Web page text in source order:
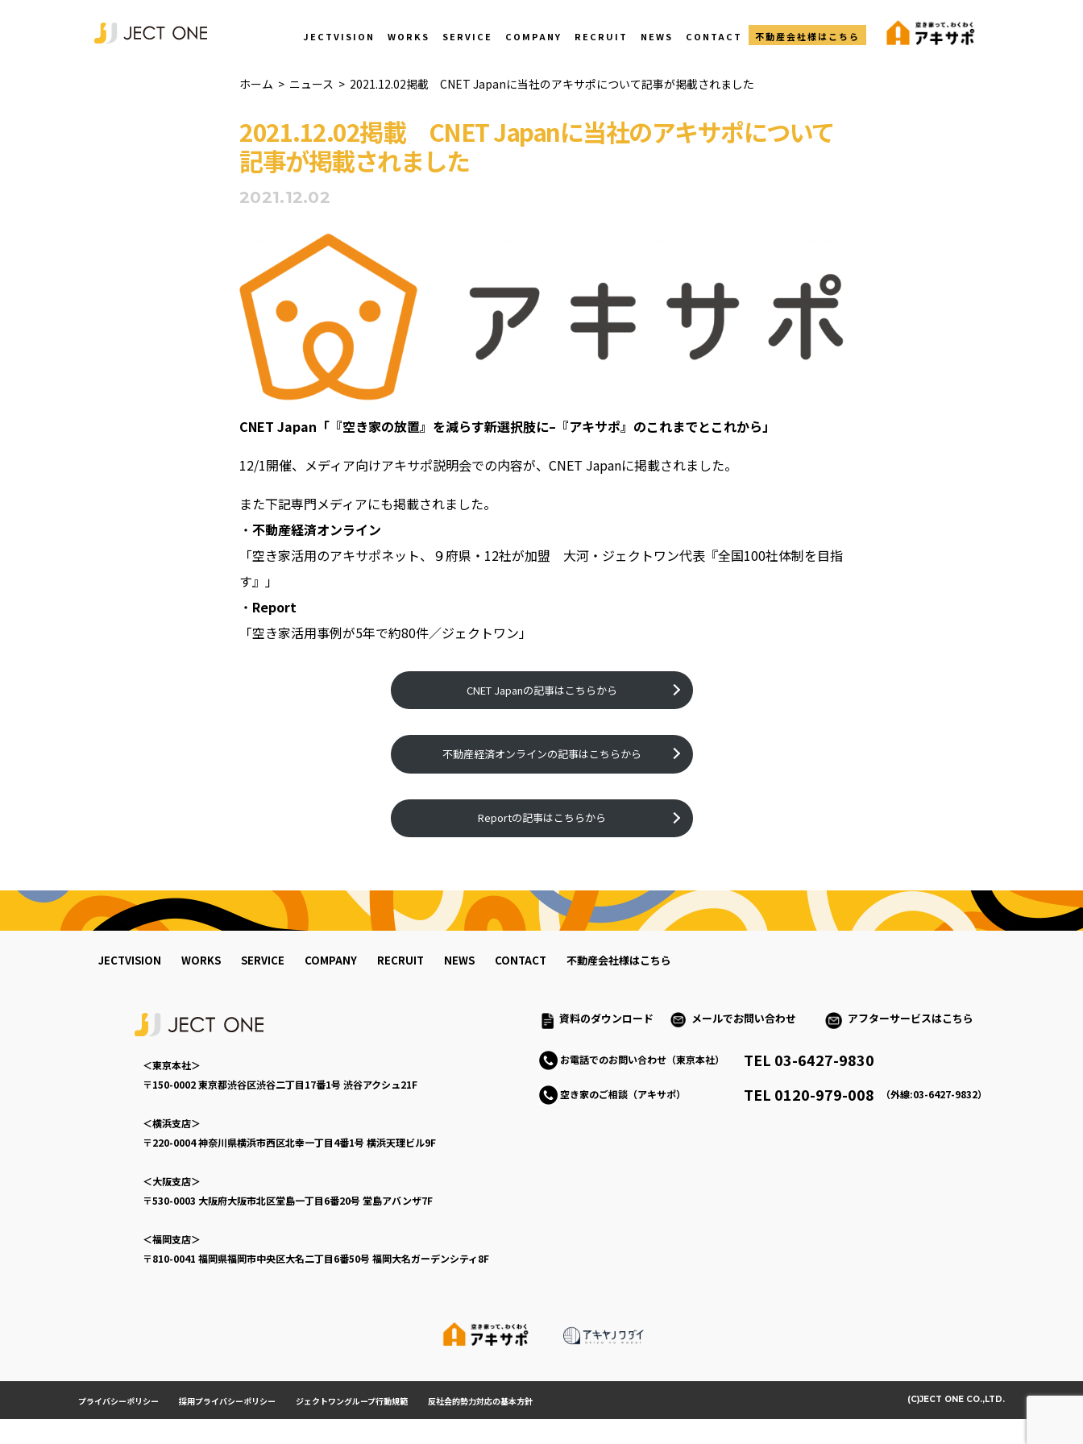
JECTVISION WORKS SERVICE COMPANY RECRUIT NEWS CONTACT 不動産会社様はこちら
ホーム > ニュース > 2021.12.02掲載 CNET Japanに当社のアキサポについて記事が掲載されました
2021.12.02掲載 CNET Japanに当社のアキサポについて
記事が掲載されました
2021.12.02
CNET Japan「『空き家の放置』を減らす新選択肢に–『アキサポ』のこれまでとこれから」
12/1開催、メディア向けアキサポ説明会での内容が、CNET Japanに掲載されました。
また下記専門メディアにも掲載されました。
・ 不動産経済オンライン
「空き家活用のアキサポネット、９府県・12社が加盟 大河・ジェクトワン代表『全国100社体制を目指
す』」
・ Report
「空き家活用事例が5年で約80件／ジェクトワン」
CNET Japanの記事はこちらから
不動産経済オンラインの記事はこちらから
Reportの記事はこちらから
JECTVISION WORKS SERVICE COMPANY RECRUIT NEWS CONTACT 不動産会社様はこちら
＜東京本社＞
〒150-0002東京都渋谷区渋谷二丁目17番1号 渋谷アクシュ21F
＜横浜支店＞
〒220-0004神奈川県横浜市西区北幸一丁目4番1号 横浜天理ビル9F
＜大阪支店＞
〒530-0003 大阪府大阪市北区堂島一丁目6番20号 堂島アバンザ7F
＜福岡支店＞
〒810-0041 福岡県福岡市中央区大名二丁目6番50号 福岡大名ガーデンシティ8F
資料のダウンロード メールでお問い合わせ アフターサービスはこちら
お電話でのお問い合わせ（東京本社） TEL 03-6427-9830
空き家のご相談（アキサポ） TEL 0120-979-008 （外線:03-6427-9832）
プライバシーポリシー 採用プライバシーポリシー ジェクトワングループ行動規範 反社会的勢力対応の基本方針 (C)JECT ONE CO.,LTD.